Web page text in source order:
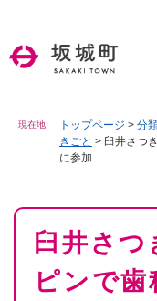
現在地 トップページ > 分
きごと > 臼井さつ
に参加
本
臼井さつ
ピンで